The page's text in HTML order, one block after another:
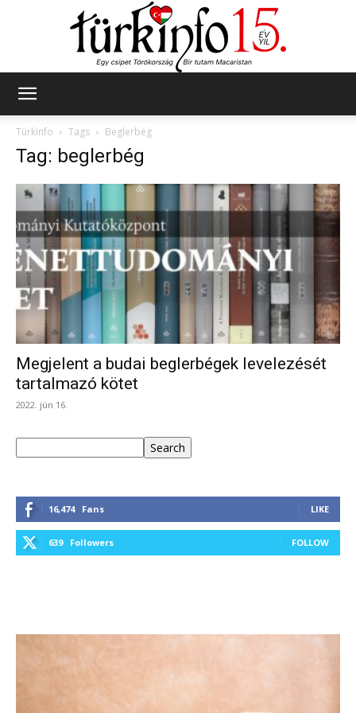
Türkinfo
Tags Beglerbég
Tag: beglerbég
Megjelent a budai beglerbégek levelezését
tartalmazó kötet
2022. jún 16.
Search
16,474 Fans LIKE
639 Followers FOLLOW